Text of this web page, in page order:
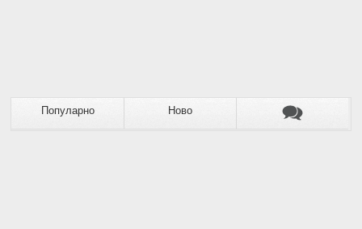
Популарно Ново